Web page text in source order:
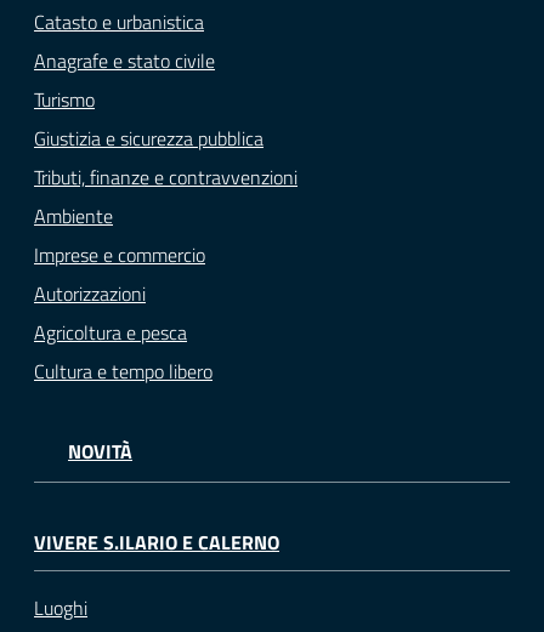
Catasto e urbanistica
Anagrafe e stato civile
Turismo
Giustizia e sicurezza pubblica
Tributi, finanze e contravvenzioni
Ambiente
Imprese e commercio
Autorizzazioni
Agricoltura e pesca
Cultura e tempo libero
NOVITÀ
VIVERE S.ILARIO E CALERNO
Luoghi